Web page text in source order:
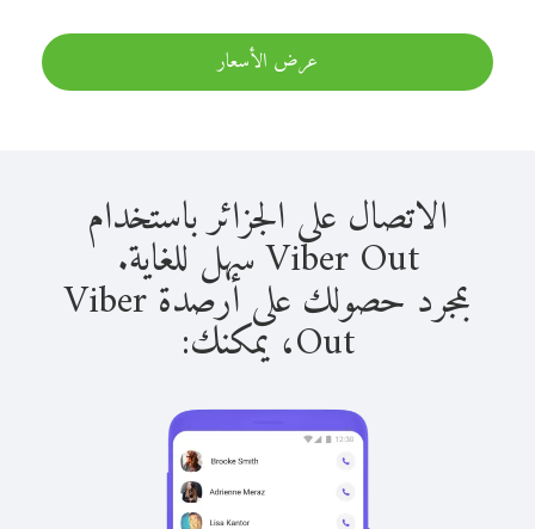
عرض الأسعار
الاتصال على الجزائر باستخدام
Viber Out سهل للغاية.
بمجرد حصولك على أرصدة Viber
Out، يمكنك: